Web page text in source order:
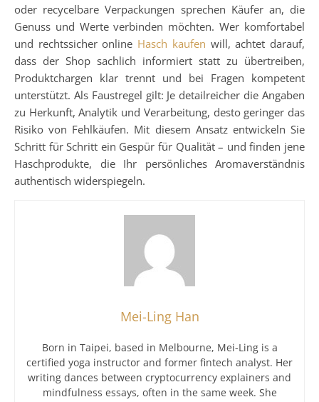
oder recycelbare Verpackungen sprechen Käufer an, die
Genuss und Werte verbinden möchten. Wer komfortabel
und rechtssicher online Hasch kaufen will, achtet darauf,
dass der Shop sachlich informiert statt zu übertreiben,
Produktchargen klar trennt und bei Fragen kompetent
unterstützt. Als Faustregel gilt: Je detailreicher die Angaben
zu Herkunft, Analytik und Verarbeitung, desto geringer das
Risiko von Fehlkäufen. Mit diesem Ansatz entwickeln Sie
Schritt für Schritt ein Gespür für Qualität – und finden jene
Haschprodukte, die Ihr persönliches Aromaverständnis
authentisch widerspiegeln.
Mei-Ling Han
Born in Taipei, based in Melbourne, Mei-Ling is a
certified yoga instructor and former fintech analyst. Her
writing dances between cryptocurrency explainers and
mindfulness essays, often in the same week. She